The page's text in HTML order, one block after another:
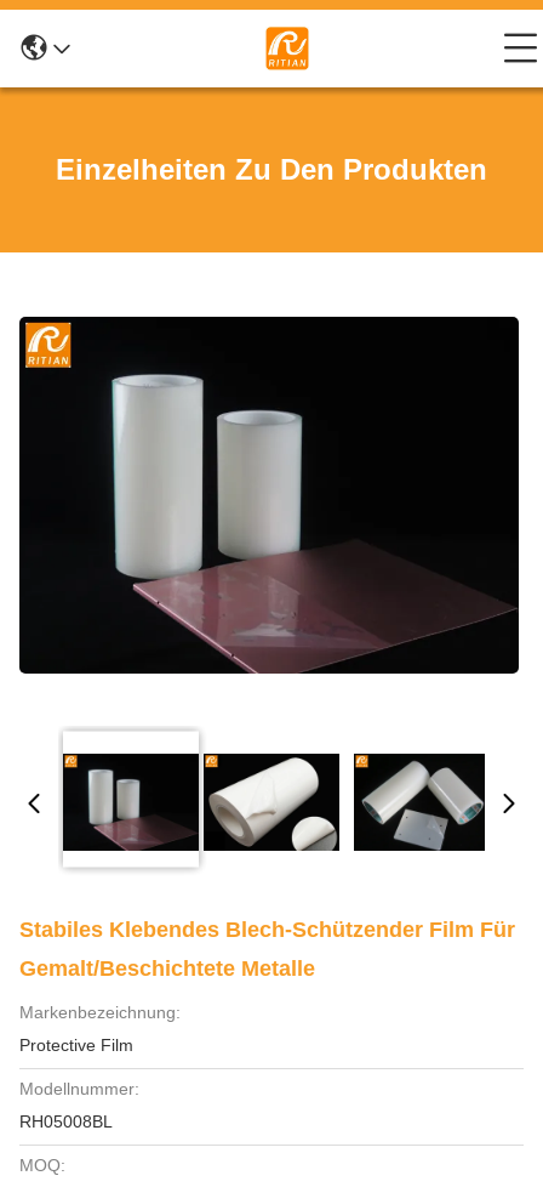
Einzelheiten Zu Den Produkten
Stabiles Klebendes Blech-Schützender Film Für
Gemalt/beschichtete Metalle
Markenbezeichnung:
Protective Film
Modellnummer:
RH05008BL
MOQ: